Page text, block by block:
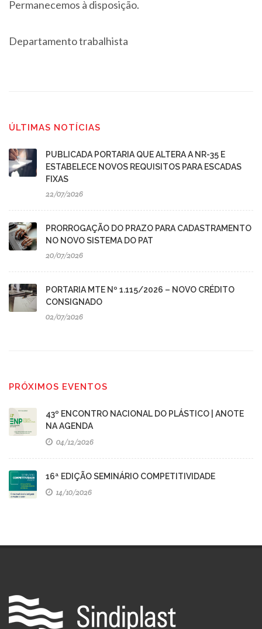
Permanecemos à disposição.
Departamento trabalhista
ÚLTIMAS NOTÍCIAS
PUBLICADA PORTARIA QUE ALTERA A NR-35 E
ESTABELECE NOVOS REQUISITOS PARA ESCADAS
FIXAS
22/07/2026
PRORROGAÇÃO DO PRAZO PARA CADASTRAMENTO
NO NOVO SISTEMA DO PAT
20/07/2026
PORTARIA MTE Nº 1.115/2026 – NOVO CRÉDITO
CONSIGNADO
02/07/2026
PRÓXIMOS EVENTOS
43º ENCONTRO NACIONAL DO PLÁSTICO | ANOTE
NA AGENDA
04/12/2026
16ª EDIÇÃO SEMINÁRIO COMPETITIVIDADE
14/10/2026